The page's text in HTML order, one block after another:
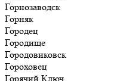
Горнозаводск
Горняк
Городец
Городище
Городовиковск
Гороховец
Горячий Ключ